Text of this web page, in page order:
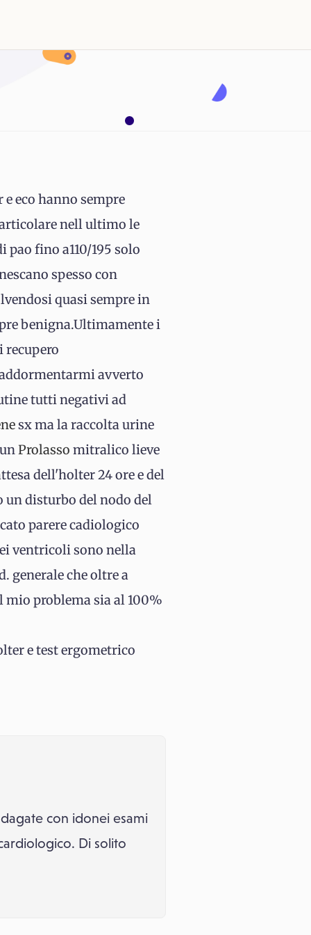
eco hanno sempre
nell ultimo le
fino a110/195 solo
spesso con
quasi sempre in
benigna.Ultimamente i
recupero
avverto
tutti negativi ad
sx ma la raccolta urine
Prolasso mitralico lieve
dell'holter 24 ore e del
un disturbo del nodo del
parere cadiologico
ventricoli sono nella
generale che oltre a
problema sia al 100%
e test ergometrico
con idonei esami
Di solito